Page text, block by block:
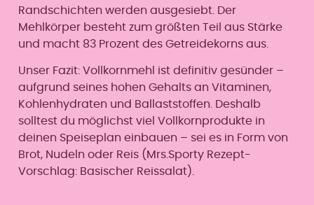
Randschichten werden ausgesiebt. Der
Mehlkörper besteht zum größten Teil aus Stärke
und macht 83 Prozent des Getreidekorns aus.
Unser Fazit: Vollkornmehl ist definitiv gesünder –
aufgrund seines hohen Gehalts an Vitaminen,
Kohlenhydraten und Ballaststoffen. Deshalb
solltest du möglichst viel Vollkornprodukte in
deinen Speiseplan einbauen – sei es in Form von
Brot, Nudeln oder Reis (Mrs.Sporty Rezept-
Vorschlag: Basischer Reissalat).